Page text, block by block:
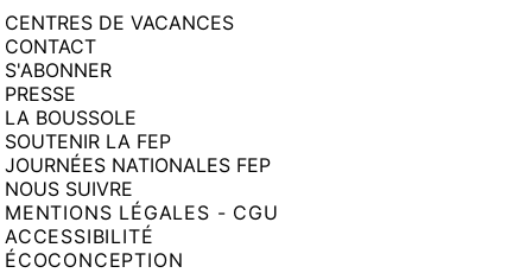
CENTRES DE VACANCES
CONTACT
S'ABONNER
PRESSE
LA BOUSSOLE
SOUTENIR LA FEP
JOURNÉES NATIONALES FEP
NOUS SUIVRE
MENTIONS LÉGALES - CGU
ACCESSIBILITÉ
ÉCOCONCEPTION